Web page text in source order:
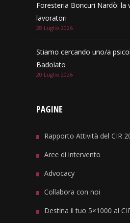
Foresteria Boncuri Nardò: la
lavoratori
28 Luglio 2026
Stiamo cercando uno/a
Badolato
20 Luglio 2026
PAGINE
Rapporto Attività del CIR
Aree di intervento
Advocacy
Collabora con noi
Destina il tuo 5×1000 al